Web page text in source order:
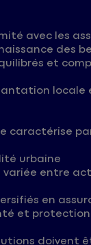
avec les
des
et
locale
caractérise
urbaine
variée entre
en
et
doivent